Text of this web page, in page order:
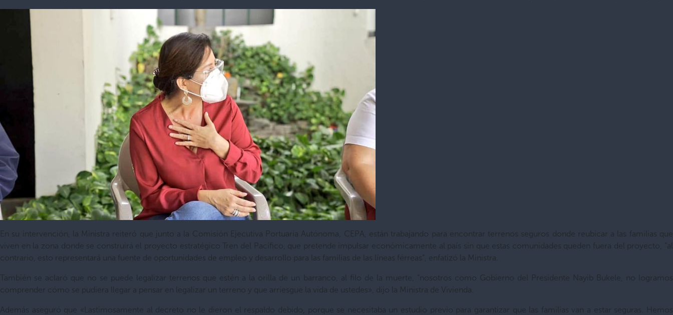
En su intervención, la Ministra reiteró que junto a la Comisión Ejecutiva Portuaria Autónoma, CEPA, están trabajando para encontrar terrenos seguros donde reubicar a las familias que
viven en la zona donde se construirá el proyecto estratégico Tren del Pacífico, que pretende impulsar económicamente al país sin que estas comunidades queden fuera del proyecto, “al
contrario, esto representará una fuente de oportunidades de empleo y desarrollo para las familias de las líneas férreas”, enfatizó la Ministra.
También se aclaró que no se puede legalizar terrenos que estén a la orilla de un barranco, al filo de la muerte, “nosotros como Gobierno del Presidente Nayib Bukele, no logramos
comprender cómo se pudiera llegar a pensar en legalizar un terreno y que arriesgue la vida de ustedes», dijo la Ministra de Vivienda.
Además aseguró que «Lastimosamente al decreto no le dieron el respaldo debido, porque se necesitaba un estudio previo para garantizar que las familias van a estar seguras. Hemos